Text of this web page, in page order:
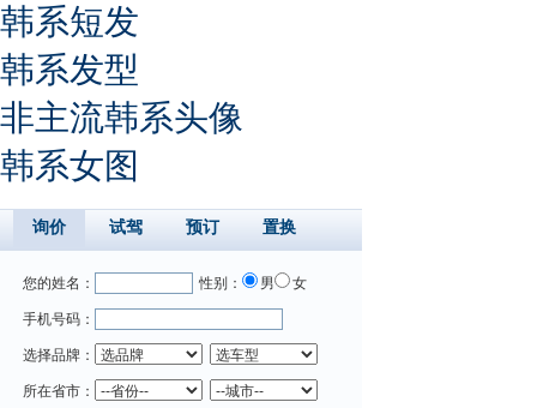
韩系短发
韩系发型
非主流韩系头像
韩系女图
询价 试驾 预订 置换
您的姓名： 性别： 男 女
手机号码：
选择品牌：
所在省市：